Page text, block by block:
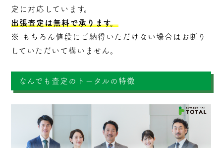
定に対応しています。
出張査定は無料で承ります。
※ もちろん値段にご納得いただけない場合はお断り
していただいて構いません。
なんでも査定のトータルの特徴